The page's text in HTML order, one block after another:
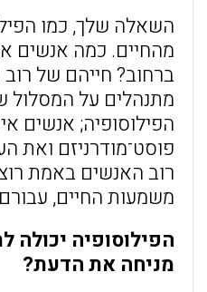
השאלה שלך, כמו
מהחיים. כמה אנשים
ברחוב? חייהם של
מתנהלים על המסלול
הפילוסופיה; אנשים
פוסט־מודרניזם ואת
רוב האנשים באמת
משמעות החיים,
הפילוסופיה
מניחה את הדעת?